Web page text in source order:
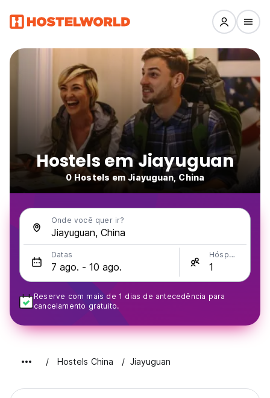
Hostels em Jiayuguan
0 Hostels em Jiayuguan, China
Onde você quer ir?
Datas Hóspedes
Reserve com mais de 1 dias de antecedência para
cancelamento gratuito.
Hostels China Jiayuguan